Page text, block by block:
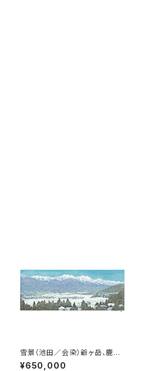
雪景（池田／会染）爺ヶ岳、鹿島
槍、五竜岳
¥650,000